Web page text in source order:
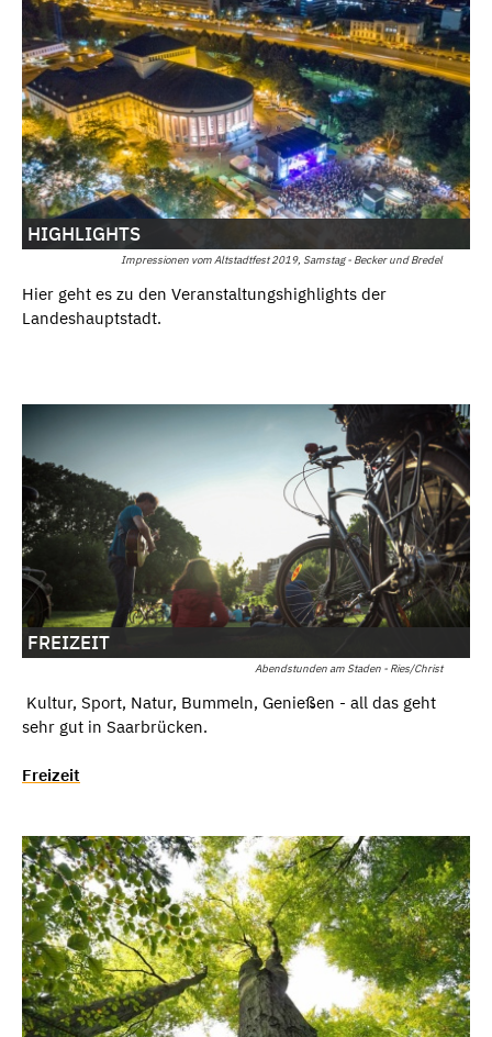
Impressionen vom Altstadtfest 2019, Samstag - Becker und Bredel
HIGHLIGHTS
Hier geht es zu den Veranstaltungshighlights der
Landeshauptstadt.
Abendstunden am Staden - Ries/Christ
FREIZEIT
Kultur, Sport, Natur, Bummeln, Genießen - all das geht
sehr gut in Saarbrücken.
Freizeit